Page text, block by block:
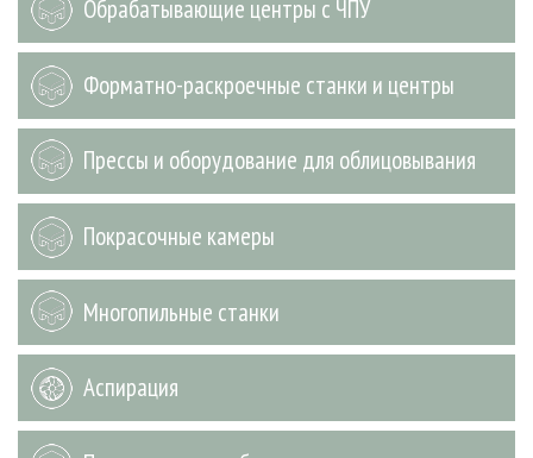
СУШКА ДРЕВЕСИНЫ
ПРОИЗВОДСТВО ДРЕВЕСНЫХ ПЛИТ
ДЕРЕВЯННОЕ ДОМОСТРОЕНИЕ
ПРОИЗВОДСТВО МЕБЕЛИ
БИОЭНЕРГЕТИКА
ЦБП
ИНСТРУМЕНТ И МАТЕРИАЛЫ
ПЕРСОНЫ
МОБИЛЬНЫЕ ВЫСТАВКИ
ОФИЦИАЛЬНЫЕ ДЕЛЕГАЦИИ
ПРИОРИТЕТНЫЕ ИНВЕСТПРОЕКТЫ
RUSSIAN FORESTRY REVIEW
ГАЗЕТА ЛЕСПРОМФОРУМ
БИБЛИОТЕКА СПЕЦИАЛИСТА
КОНТАКТЫ
РЕКЛАМА
РЕКЛАМА НА САЙТЕ
Обрабатывающие центры с ЧПУ
Форматно-раскроечные станки и центры
Прессы и оборудование для облицовывания
Покрасочные камеры
Многопильные станки
Аспирация